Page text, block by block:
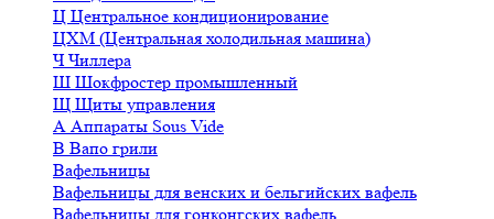
Ц Центральное кондиционирование
ЦХМ (Центральная холодильная машина)
ЧЧиллера
Ш Шокфростер промышленный
Щ Щиты управления
А Аппараты Sous Vide
В Вапо грили
Вафельницы
Вафельницы для венских и бельгийских вафель
Вафельницы для гонконгских вафель